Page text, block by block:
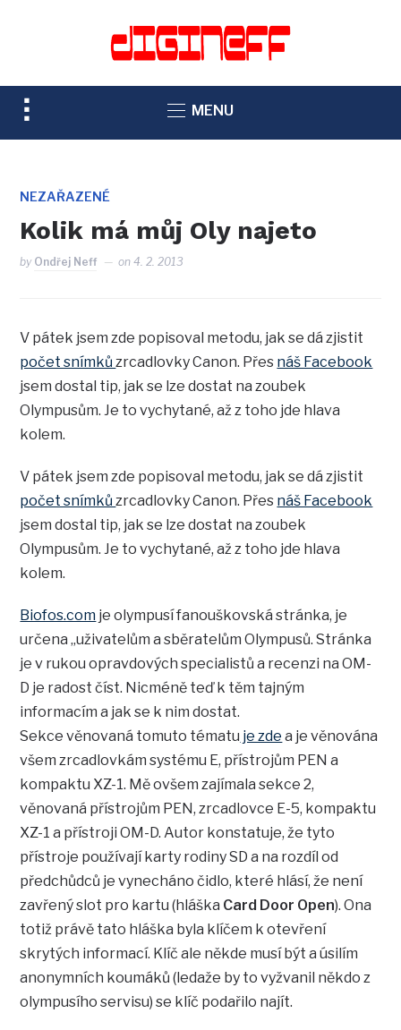
TOGGLE
SIDEBAR
NAVIGATION
MENU
NEZAŘAZENÉ
Kolik má můj Oly najeto
by Ondřej Neff on4. 2. 2013
V pátek jsem zde popisoval metodu, jak se dá zjistit
počet snímkůzrcadlovky Canon. Přes náš Facebook
jsem dostal tip, jak se lze dostat na zoubek
Olympusům. Je to vychytané, až z toho jde hlava
kolem.
V pátek jsem zde popisoval metodu, jak se dá zjistit
počet snímkůzrcadlovky Canon. Přes náš Facebook
jsem dostal tip, jak se lze dostat na zoubek
Olympusům. Je to vychytané, až z toho jde hlava
kolem.
Biofos.com je olympusí fanouškovská stránka, je
určena „uživatelům a sběratelům Olympusů. Stránka
je v rukou opravdových specialistů a recenzi na OM-
D je radost číst. Nicméně teď k těm tajným
informacím a jak se k nim dostat.
Sekce věnovaná tomuto tématu je zde a je věnována
všem zrcadlovkám systému E, přístrojům PEN a
kompaktu XZ-1. Mě ovšem zajímala sekce 2,
věnovaná přístrojům PEN, zrcadlovce E-5, kompaktu
XZ-1 a přístroji OM-D. Autor konstatuje, že tyto
přístroje používají karty rodiny SD a na rozdíl od
předchůdců je vynecháno čidlo, které hlásí, že není
zavřený slot pro kartu (hláška Card Door Open). Ona
totiž právě tato hláška byla klíčem k otevření
skrytých informací. Klíč ale někde musí být a úsilím
anonymních koumáků (ledaže by to vyžvanil někdo z
olympusího servisu) se klíč podařilo najít.